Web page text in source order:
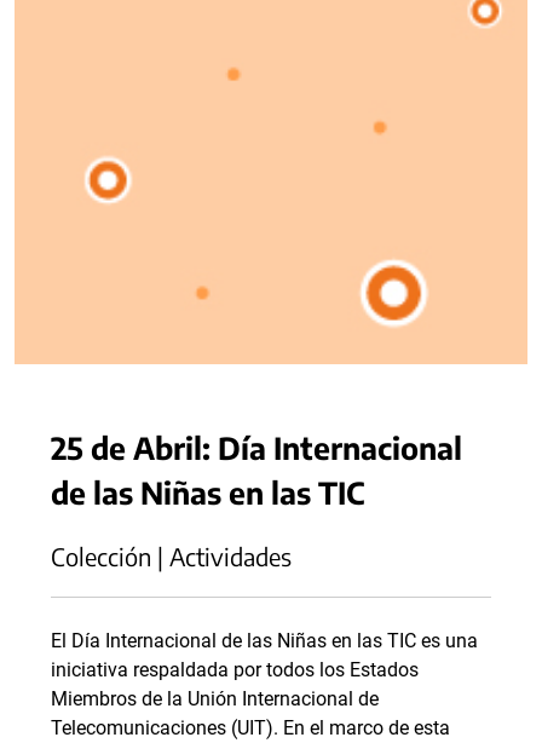
25 de Abril: Día Internacional
de las Niñas en las TIC
Colección | Actividades
El Día Internacional de las Niñas en las TIC es una
iniciativa respaldada por todos los Estados
Miembros de la Unión Internacional de
Telecomunicaciones (UIT). En el marco de esta